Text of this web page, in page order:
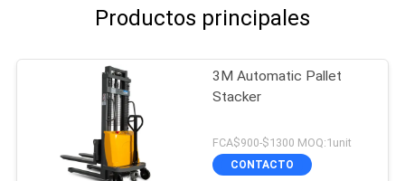
Productos principales
3M Automatic Pallet
Stacker
FCA$900-$1300 MOQ:1unit
CONTACTO